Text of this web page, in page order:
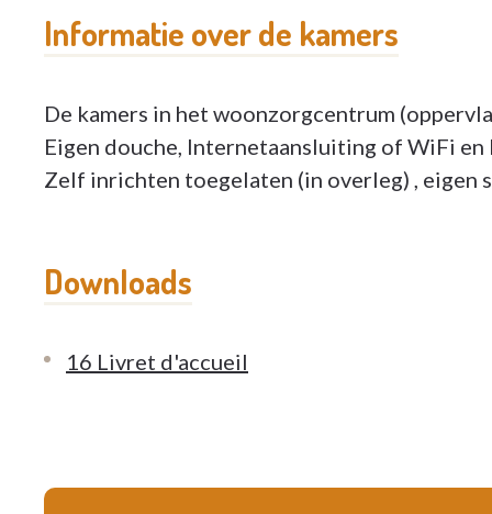
Informatie over de kamers
De kamers in het woonzorgcentrum
Eigen douche, Internetaansluiting of WiFi en
Zelf inrichten toegelaten (in overleg) ,
Downloads
16 Livret d'accueil